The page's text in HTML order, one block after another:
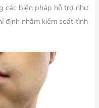
các biện pháp hỗ trợ như
định nhằm kiểm soát tình